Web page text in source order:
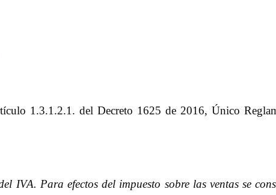
1.3.1.2.1. del Decreto 1625 de 2016, Único
IVA. Para efectos del impuesto sobre las ventas se